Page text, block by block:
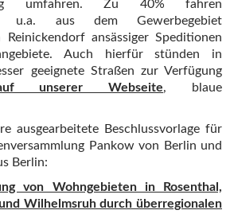
umfahren. Zu 40% fahren
u.a. aus dem Gewerbegebiet
ansässiger Speditionen
Auch hierfür stünden in
geeignete Straßen zur Verfügung
unserer Webseite, blaue
ausgearbeitete Beschlussvorlage für
Pankow von Berlin und
Berlin:
von Wohngebieten in Rosenthal,
Wilhelmsruh durch überregionalen